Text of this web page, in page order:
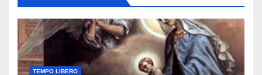
TEMPO LIBERO